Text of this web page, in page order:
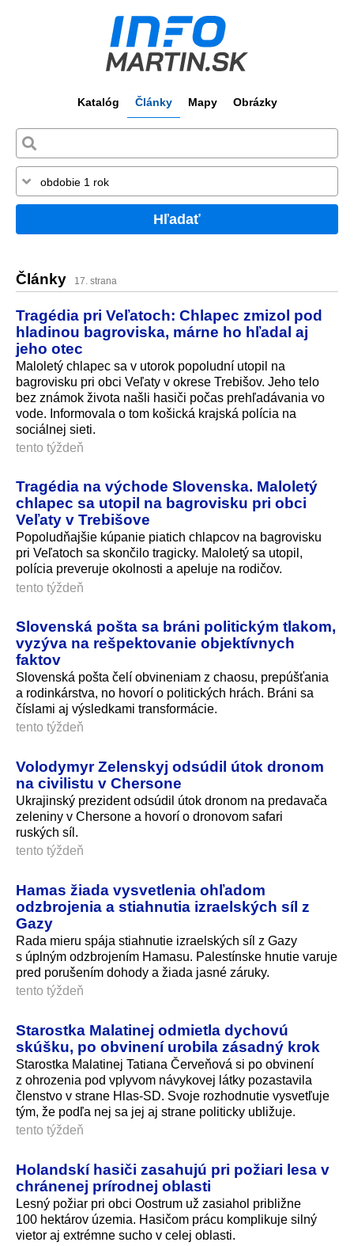
Katalóg Články Mapy Obrázky
Hľadať
Články 17. strana
Tragédia pri Veľatoch: Chlapec zmizol pod
hladinou bagroviska, márne ho hľadal aj
jeho otec
Maloletý chlapec sa v utorok popoludní utopil na
bagrovisku pri obci Veľaty v okrese Trebišov. Jeho telo
bez známok života našli hasiči počas prehľadávania vo
vode. Informovala o tom košická krajská polícia na
sociálnej sieti.
tento týždeň
Tragédia na východe Slovenska. Maloletý
chlapec sa utopil na bagrovisku pri obci
Veľaty v Trebišove
Popoludňajšie kúpanie piatich chlapcov na bagrovisku
pri Veľatoch sa skončilo tragicky. Maloletý sa utopil,
polícia preveruje okolnosti a apeluje na rodičov.
tento týždeň
Slovenská pošta sa bráni politickým tlakom,
vyzýva na rešpektovanie objektívnych
faktov
Slovenská pošta čelí obvineniam z chaosu, prepúšťania
a rodinkárstva, no hovorí o politických hrách. Bráni sa
číslami aj výsledkami transformácie.
tento týždeň
Volodymyr Zelenskyj odsúdil útok dronom
na civilistu v Chersone
Ukrajinský prezident odsúdil útok dronom na predavača
zeleniny v Chersone a hovorí o dronovom safari
ruských síl.
tento týždeň
Hamas žiada vysvetlenia ohľadom
odzbrojenia a stiahnutia izraelských síl z
Gazy
Rada mieru spája stiahnutie izraelských síl z Gazy
s úplným odzbrojením Hamasu. Palestínske hnutie varuje
pred porušením dohody a žiada jasné záruky.
tento týždeň
Starostka Malatinej odmietla dychovú
skúšku, po obvinení urobila zásadný krok
Starostka Malatinej Tatiana Červeňová si po obvinení
z ohrozenia pod vplyvom návykovej látky pozastavila
členstvo v strane Hlas-SD. Svoje rozhodnutie vysvetľuje
tým, že podľa nej sa jej aj strane politicky ubližuje.
tento týždeň
Holandskí hasiči zasahujú pri požiari lesa v
chránenej prírodnej oblasti
Lesný požiar pri obci Oostrum už zasiahol približne
100 hektárov územia. Hasičom prácu komplikuje silný
vietor aj extrémne sucho v celej oblasti.